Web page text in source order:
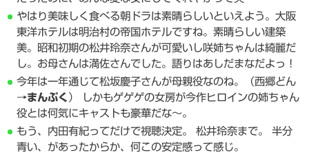
やはり美味しく食べる朝ドラは素晴らしいといえよう。大阪
東洋ホテルは明治村の帝国ホテルですね。素晴らしい建築
美。昭和初期の松井玲奈さんが可愛いし咲姉ちゃんは綺麗だ
し。お母さんは満佐さんでした。語りはあしだまなだよっ！
今年は一年通じて松坂慶子さんが母親役なのね。（西郷どん
→まんぷく ） しかもゲゲゲの女房が今作ヒロインの姉ちゃん
役とは何気にキャストも豪華だな〜。
もう、内田有紀ってだけで視聴決定。 松井玲奈まで。 半分
青い、があったからか、何この安定感って感じ。